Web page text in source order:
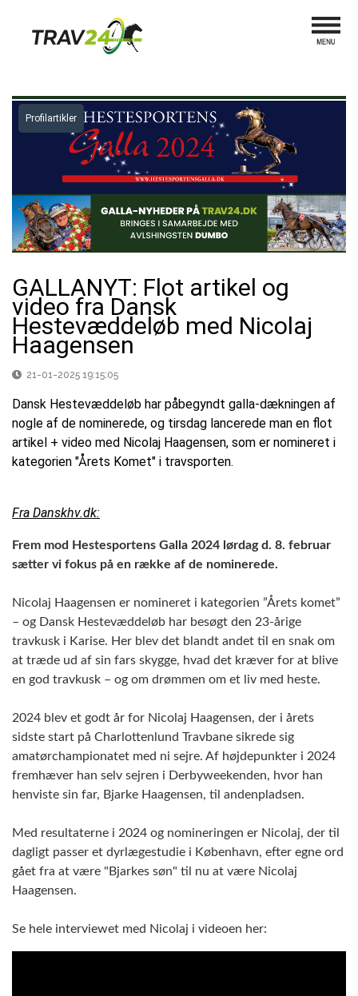
Profilartikler
GALLANYT: Flot artikel og
video fra Dansk
Hestevæddeløb med Nicolaj
Haagensen
21-01-2025 19:15:05
Dansk Hestevæddeløb har påbegyndt galla-dækningen af
nogle af de nominerede, og tirsdag lancerede man en flot
artikel + video med Nicolaj Haagensen, som er nomineret i
kategorien "Årets Komet" i travsporten.
Fra Danskhv.dk:
Frem mod Hestesportens Galla 2024 lørdag d. 8. februar
sætter vi fokus på en række af de nominerede.
Nicolaj Haagensen er nomineret i kategorien ”Årets komet”
– og Dansk Hestevæddeløb har besøgt den 23-årige
travkusk i Karise. Her blev det blandt andet til en snak om
at træde ud af sin fars skygge, hvad det kræver for at blive
en god travkusk – og om drømmen om et liv med heste.
2024 blev et godt år for Nicolaj Haagensen, der i årets
sidste start på Charlottenlund Travbane sikrede sig
amatørchampionatet med ni sejre. Af højdepunkter i 2024
fremhæver han selv sejren i Derbyweekenden, hvor han
henviste sin far, Bjarke Haagensen, til andenpladsen.
Med resultaterne i 2024 og nomineringen er Nicolaj, der til
dagligt passer et dyrlægestudie i København, efter egne ord
gået fra at være "Bjarkes søn" til nu at være Nicolaj
Haagensen.
Se hele interviewet med Nicolaj i videoen her: